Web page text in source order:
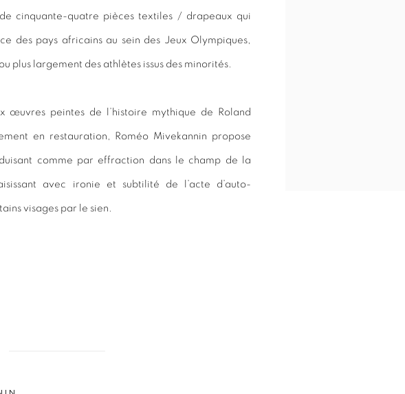
cinquante-quatre pièces textiles / drapeaux qui
des pays africains au sein des Jeux Olympiques,
plus largement des athlètes issus des minorités.
œuvres peintes de l’histoire mythique de Roland
en restauration, Roméo Mivekannin propose
comme par effraction dans le champ de la
avec ironie et subtilité de l’acte d’auto-
visages par le sien.